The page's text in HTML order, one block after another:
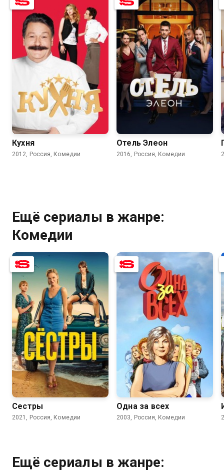
8.4
Кухня
2012, Россия, Комедии
7.6
Отель Элеон
2016, Россия, Комедии
Ещё сериалы в жанре:
Комедии
8.0 6.7
Сестры
2021, Россия, Комедии
4.5 4.2
Одна за всех
2003, Россия, Комедии
Ещё сериалы в жанре: